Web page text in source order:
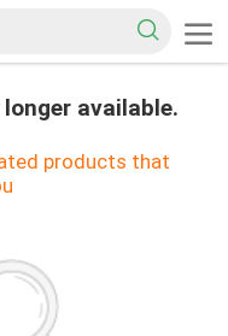
available.
products that